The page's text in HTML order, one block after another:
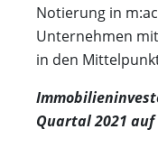
Notierung in
Unternehmen
in den
Quartal 2021